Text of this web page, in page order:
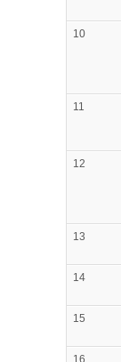
10
11
12
13
14
15
16